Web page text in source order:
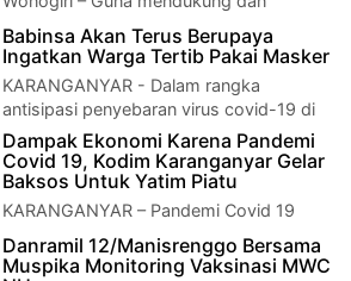
mensukseskan program Keluarga
06/Batuwarno Kapten Inf Budi
Babinsa Akan Terus Berupaya
Ingatkan Warga Tertib Pakai Masker
KARANGANYAR - Dalam rangka
antisipasi penyebaran virus covid-19 di
02/Tasikmadu Sertu Purwan…
Dampak Ekonomi Karena Pandemi
Covid 19, Kodim Karanganyar Gelar
Baksos Untuk Yatim Piatu
KARANGANYAR – Pandemi Covid 19
sangat berdampak kepada ekonomi
Dandim 0727 Karanganyar Letkol Inf…
Danramil 12/Manisrenggo Bersama
Muspika Monitoring Vaksinasi MWC